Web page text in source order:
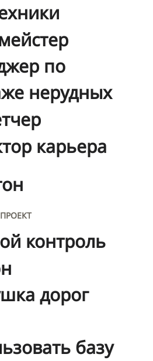
по
нерудных
карьера
контроль
дорог
базу